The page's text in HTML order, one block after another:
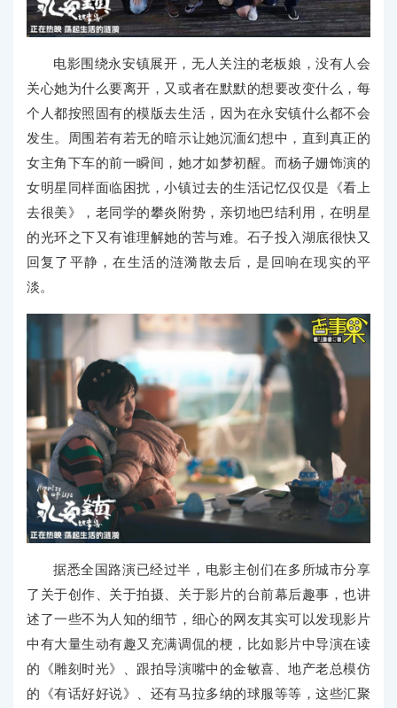
电影围绕永安镇展开，无人关注的老板娘，没有人会
关心她为什么要离开，又或者在默默的想要改变什么，每
个人都按照固有的模版去生活，因为在永安镇什么都不会
发生。周围若有若无的暗示让她沉湎幻想中，直到真正的
女主角下车的前一瞬间，她才如梦初醒。而杨子姗饰演的
女明星同样面临困扰，小镇过去的生活记忆仅仅是《看上
去很美》，老同学的攀炎附势，亲切地巴结利用，在明星
的光环之下又有谁理解她的苦与难。石子投入湖底很快又
回复了平静，在生活的涟漪散去后，是回响在现实的平
淡。
据悉全国路演已经过半，电影主创们在多所城市分享
了关于创作、关于拍摄、关于影片的台前幕后趣事，也讲
述了一些不为人知的细节，细心的网友其实可以发现影片
中有大量生动有趣又充满调侃的梗，比如影片中导演在读
的《雕刻时光》、跟拍导演嘴中的金敏喜、地产老总模仿
的《有话好好说》、还有马拉多纳的球服等等，这些汇聚